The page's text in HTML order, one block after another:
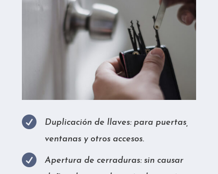

Duplicación de llaves: para puertas,
ventanas y otros accesos.

Apertura de cerraduras: sin causar